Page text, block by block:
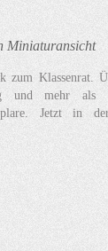
zum Klassenrat.
und mehr als
Jetzt in